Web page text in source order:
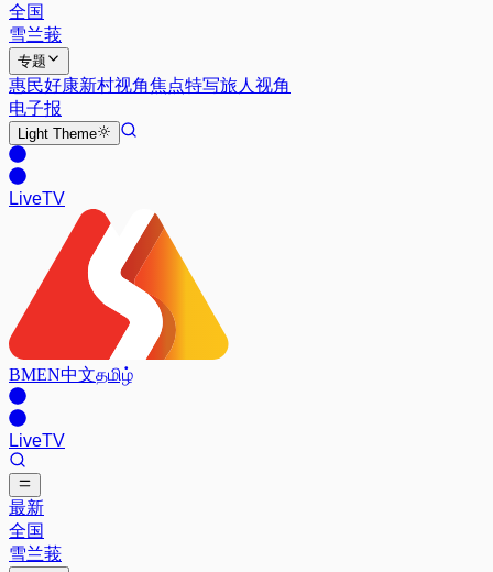
全国
雪兰莪
专题
惠民好康新村视角焦点特写旅人视角
电子报
Light Theme
LiveTV
BMEN中文தமிழ்
LiveTV
最新
全国
雪兰莪